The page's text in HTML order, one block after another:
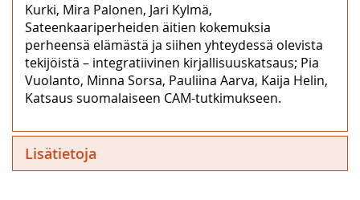
Kurki, Mira Palonen, Jari Kylmä,
Sateenkaariperheiden äitien kokemuksia
perheensä elämästä ja siihen yhteydessä olevista
tekijöistä – integratiivinen kirjallisuuskatsaus; Pia
Vuolanto, Minna Sorsa, Pauliina Aarva, Kaija Helin,
Katsaus suomalaiseen CAM-tutkimukseen.
Lisätietoja